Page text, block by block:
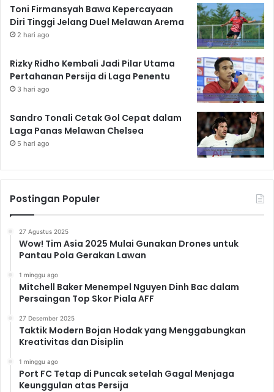
Toni Firmansyah Bawa Kepercayaan
Diri Tinggi Jelang Duel Melawan Arema
2 hari ago
Rizky Ridho Kembali Jadi Pilar Utama
Pertahanan Persija di Laga Penentu
3 hari ago
Sandro Tonali Cetak Gol Cepat dalam
Laga Panas Melawan Chelsea
5 hari ago
Postingan Populer
27 Agustus 2025
Wow! Tim Asia 2025 Mulai Gunakan Drones untuk
Pantau Pola Gerakan Lawan
1 minggu ago
Mitchell Baker Menempel Nguyen Dinh Bac dalam
Persaingan Top Skor Piala AFF
27 Desember 2025
Taktik Modern Bojan Hodak yang Menggabungkan
Kreativitas dan Disiplin
1 minggu ago
Port FC Tetap di Puncak setelah Gagal Menjaga
Keunggulan atas Persija